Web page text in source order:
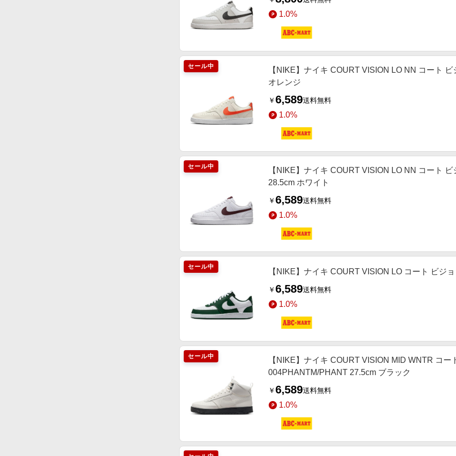
1.0%
セール中
【NIKE】ナイキ COURT VISION LO NN コート
オレンジ
￥6,589送料無料
1.0%
セール中
【NIKE】ナイキ COURT VISION LO NN コート
28.5cm ホワイト
￥6,589送料無料
1.0%
セール中
【NIKE】ナイキ COURT VISION LO コート ビジ
￥6,589送料無料
1.0%
セール中
【NIKE】ナイキ COURT VISION MID WNTR コ
004PHANTM/PHANT 27.5cm ブラック
￥6,589送料無料
1.0%